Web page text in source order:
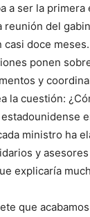
a ser la primera
reunión del
doce
ponen
y
la cuestión:
ministro ha
y
explicaría
que